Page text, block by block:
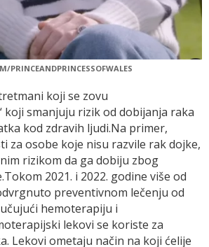
PRINCEANDPRINCESSOFWALES
koji se zovu
koji smanjuju rizik od dobijanja raka
kod zdravih ljudi.Na primer,
za osobe koje nisu razvile rak dojke,
rizikom da ga dobiju zbog
2021. i 2022. godine više od
preventivnom lečenju od
hemoterapiju i
lekovi se koriste za
Lekovi ometaju način na koji ćelije